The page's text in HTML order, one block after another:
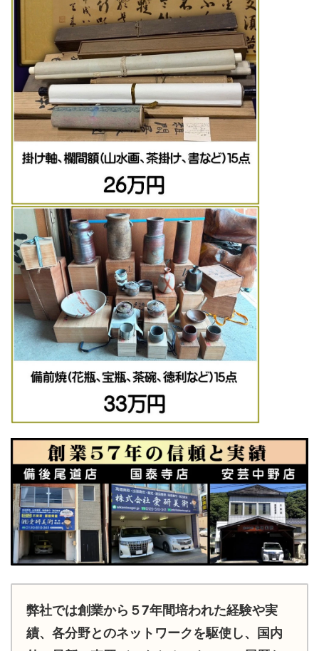
弊社では創業から５7年間培われた経験や実
績、各分野とのネットワークを駆使し、国内